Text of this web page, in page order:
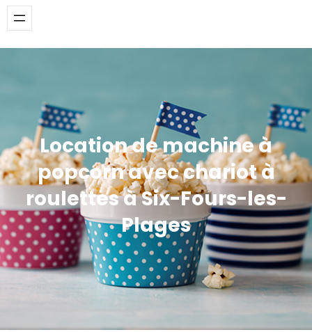
Location de machine à
popcorn avec chariot à
roulettes à Six-Fours-les-
Plages